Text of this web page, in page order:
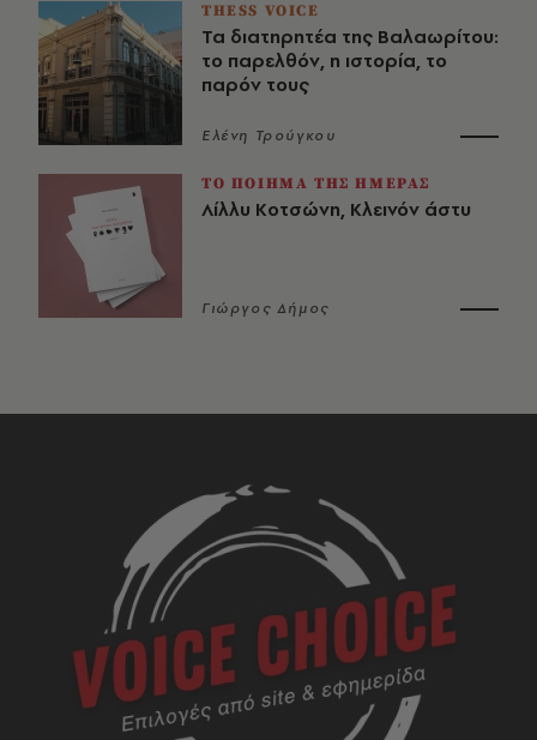
THESS VOICE
Τα διατηρητέα της Βαλαωρίτου:
το παρελθόν, η ιστορία, το
παρόν τους
Ελένη Τρούγκου
ΤΟ ΠΟΙΗΜΑ ΤΗΣ ΗΜΕΡΑΣ
Λίλλυ Κοτσώνη, Κλεινόν άστυ
Γιώργος Δήμος